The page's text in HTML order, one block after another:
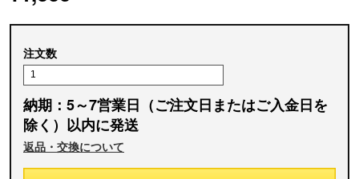
注文数
納期：5～7営業日（ご注文日またはご入金日を
除く）以内に発送
返品・交換について